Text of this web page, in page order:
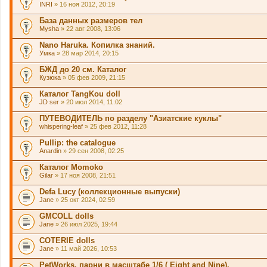
INRI » 16 ноя 2012, 20:19
База данных размеров тел
Mysha » 22 авг 2008, 13:06
Nano Haruka. Копилка знаний.
Умка » 28 мар 2014, 20:15
БЖД до 20 см. Каталог
Кузюка » 05 фев 2009, 21:15
Каталог TangKou doll
JD ser » 20 июл 2014, 11:02
ПУТЕВОДИТЕЛЬ по разделу "Азиатские куклы"
whispering-leaf » 25 фев 2012, 11:28
Pullip: the catalogue
Anardin » 29 сен 2008, 02:25
Каталог Momoko
Gilar » 17 ноя 2008, 21:51
Defa Lucy (коллекционные выпуски)
Jane » 25 окт 2024, 02:59
GMCOLL dolls
Jane » 26 июл 2025, 19:44
COTERIE dolls
Jane » 11 май 2026, 10:53
PetWorks, парни в масштабе 1/6 ( Eight and Nine).